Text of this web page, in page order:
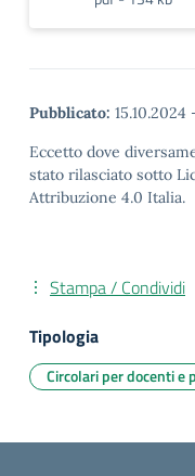
Pubblicato: 15.10.2024
Eccetto dove
stato rilasciato sotto
Attribuzione 4.0 Italia.
Stampa / Condividi
Tipologia
Circolari per docenti e